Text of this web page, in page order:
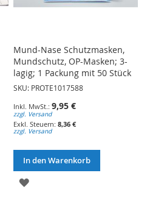
Mund-Nase Schutzmasken,
Mundschutz, OP-Masken; 3-
lagig; 1 Packung mit 50 Stück
SKU: PROTE1017588
9,95 €
zzgl. Versand
8,36 €
zzgl. Versand
In den Warenkorb
ZUR